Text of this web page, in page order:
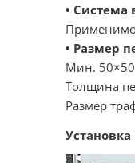
•
Применимо
• Размер
Мин.
Толщина
Размер
Установка